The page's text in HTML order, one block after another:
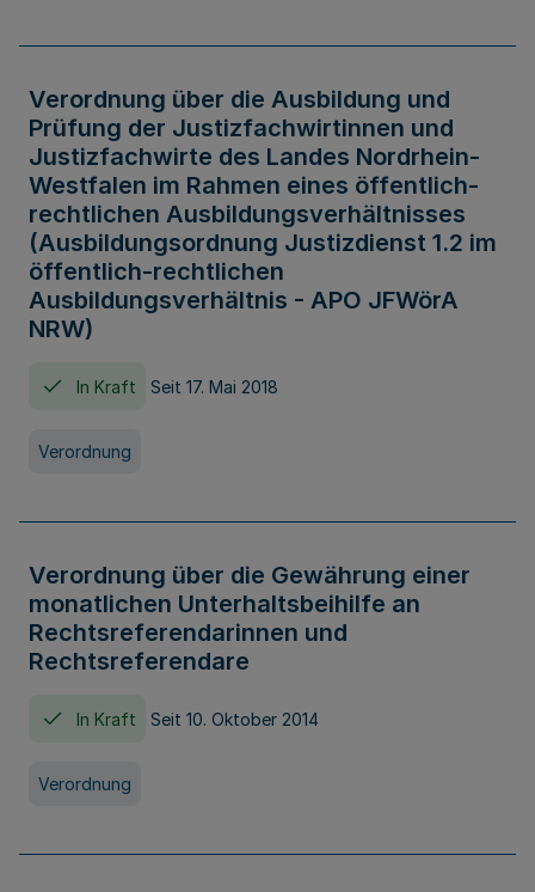
Verordnung über die Ausbildung und
Prüfung der Justizfachwirtinnen und
Justizfachwirte des Landes Nordrhein-
Westfalen im Rahmen eines öffentlich-
rechtlichen Ausbildungsverhältnisses
(Ausbildungsordnung Justizdienst 1.2 im
öffentlich-rechtlichen
Ausbildungsverhältnis - APO JFWörA
NRW)
In Kraft Seit 17. Mai 2018
Verordnung
Verordnung über die Gewährung einer
monatlichen Unterhaltsbeihilfe an
Rechtsreferendarinnen und
Rechtsreferendare
In Kraft Seit 10. Oktober 2014
Verordnung